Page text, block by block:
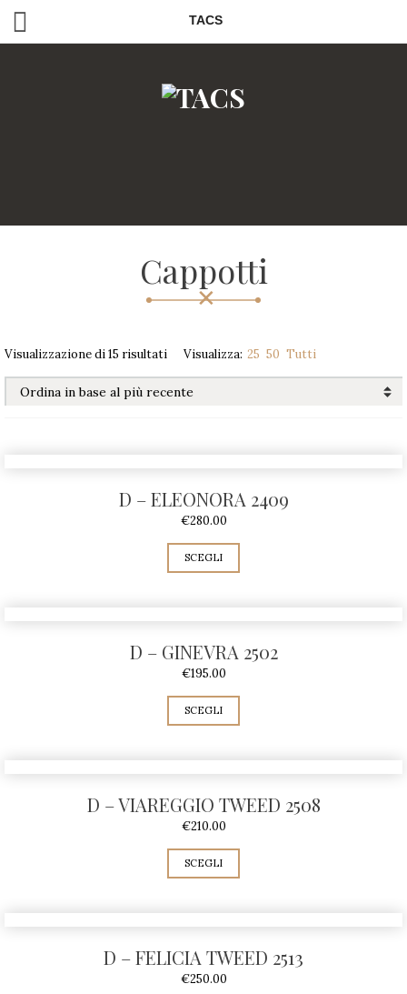
TACS
Cappotti
Visualizzazione di 15 risultati Visualizza: 25 50 Tutti
D – ELEONORA 2409
€280.00
SCEGLI
D – GINEVRA 2502
€195.00
SCEGLI
D – VIAREGGIO TWEED 2508
€210.00
SCEGLI
D – FELICIA TWEED 2513
€250.00